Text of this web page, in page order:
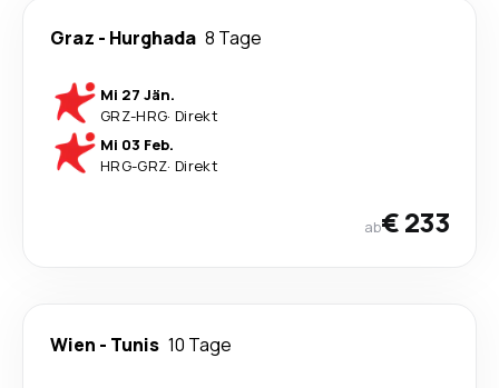
Graz - Hurghada 8 Tage
Mi 27 Jän.
GRZ-HRG· Direkt
Mi 03 Feb.
HRG-GRZ· Direkt
ab€ 233
Wien - Tunis 10 Tage